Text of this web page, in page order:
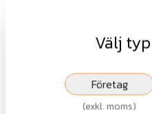
Välj
Företag
(exkl. moms)